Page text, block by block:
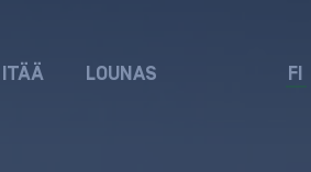
LOUNAS FI